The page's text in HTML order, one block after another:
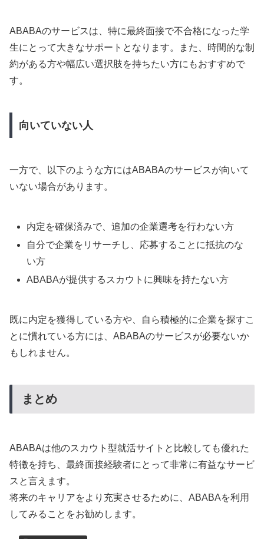
ABABAのサービスは、特に最終面接で不合格になった学
生にとって大きなサポートとなります。また、時間的な制
約がある方や幅広い選択肢を持ちたい方にもおすすめで
す。
向いていない人
一方で、以下のような方にはABABAのサービスが向いて
いない場合があります。
内定を確保済みで、追加の企業選考を行わない方
自分で企業をリサーチし、応募することに抵抗のな
い方
ABABAが提供するスカウトに興味を持たない方
既に内定を獲得している方や、自ら積極的に企業を探すこ
とに慣れている方には、ABABAのサービスが必要ないか
もしれません。
まとめ
ABABAは他のスカウト型就活サイトと比較しても優れた
特徴を持ち、最終面接経験者にとって非常に有益なサービ
スと言えます。
将来のキャリアをより充実させるために、ABABAを利用
してみることをお勧めします。